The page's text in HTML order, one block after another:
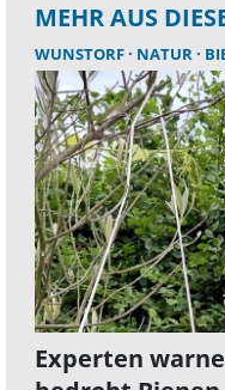
MEHR AUS
WUNSTORF NATUR
Experten